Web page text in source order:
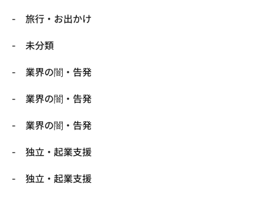
旅行・お出かけ
未分類
業界の闇・告発
業界の闇・告発
業界の闇・告発
独立・起業支援
独立・起業支援